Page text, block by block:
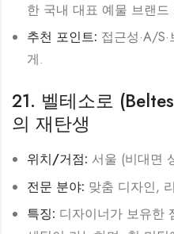
한 국내 대표 예물 브랜드
추천 포인트: 접근성·A/
게.
21. 벨테소로
의 재탄생
위치/거점: 서울 (비대면
전문 분야: 맞춤 디자인,
특징: 디자이너가 보유한